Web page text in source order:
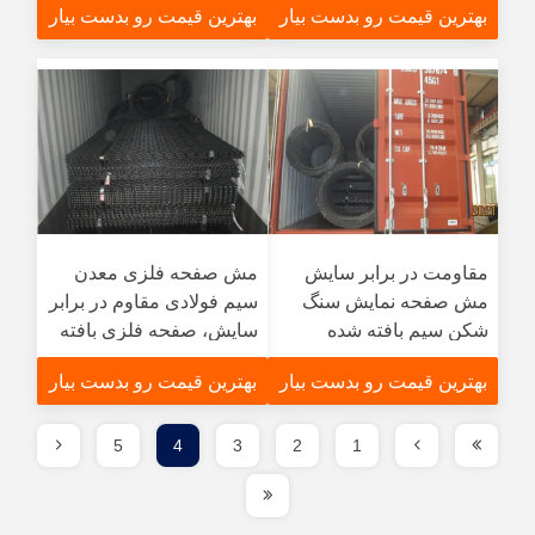
بهترین قیمت رو بدست بیار
بهترین قیمت رو بدست بیار
مقاومت در برابر سایش
مش صفحه نمایش سنگ
شکن سیم بافته شده
بهترین قیمت رو بدست بیار
مش صفحه فلزی معدن
سیم فولادی مقاوم در برابر
سایش، صفحه فلزی بافته
شده سنگدانه
بهترین قیمت رو بدست بیار
1
2
3
4
5